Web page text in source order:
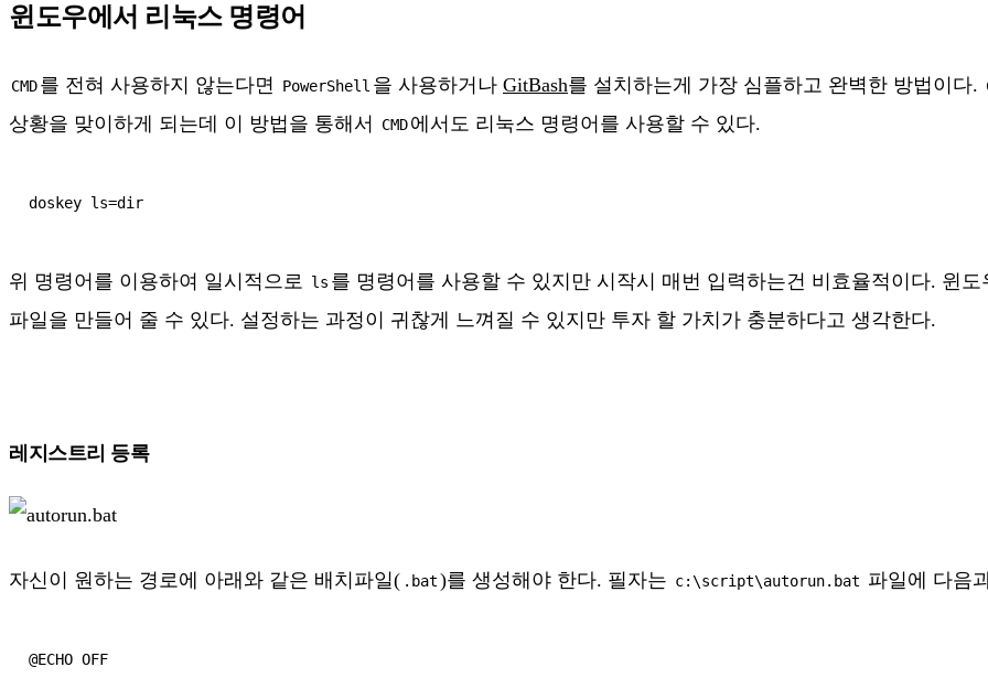
윈도우에서 리눅스 명령어
CMD를 전혀 사용하지 않는다면 PowerShell 을 사용하거나 GitBash를 설치하는게 가장 심플하고 완벽한 방법이다.
상황을 맞이하게 되는데 이 방법을 통해서
CMD에서도 리눅스 명령어를 사용할 수 있다.
doskey ls=dir
위 명령어를 이용하여 일시적으로 ls 를 명령어를 사용할 수 있지만 시작시 매번 입력하는건 비효율적이다. 윈
파일을 만들어 줄 수 있다. 설정하는 과정이 귀찮게 느껴질 수 있지만 투자 할 가치가 충분하다고 생각한다.
레지스트리 등록
자신이 원하는 경로에 아래와 같은 배치파일( .bat)를 생성해야 한다. 필자는 c:\script\autorun.bat 파일에 다음
@ECHO OFF